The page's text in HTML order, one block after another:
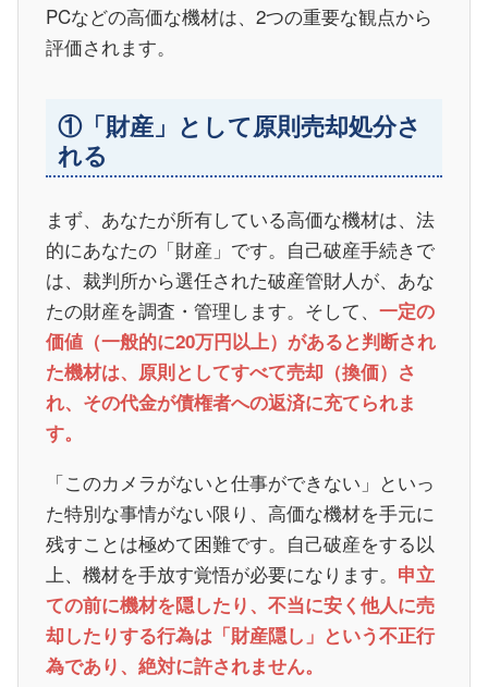
PCなどの高価な機材は、2つの重要な観点から
評価されます。
①「財産」として原則売却処分さ
れる
まず、あなたが所有している高価な機材は、法
的にあなたの「財産」です。自己破産手続きで
は、裁判所から選任された破産管財人が、あな
たの財産を調査・管理します。そして、 一定の
価値（一般的に20万円以上）があると判断され
た機材は、原則としてすべて売却（換価）さ
れ、その代金が債権者への返済に充てられま
す。
「このカメラがないと仕事ができない」といっ
た特別な事情がない限り、高価な機材を手元に
残すことは極めて困難です。自己破産をする以
上、機材を手放す覚悟が必要になります。 申立
ての前に機材を隠したり、不当に安く他人に売
却したりする行為は「財産隠し」という不正行
為であり、絶対に許されません。